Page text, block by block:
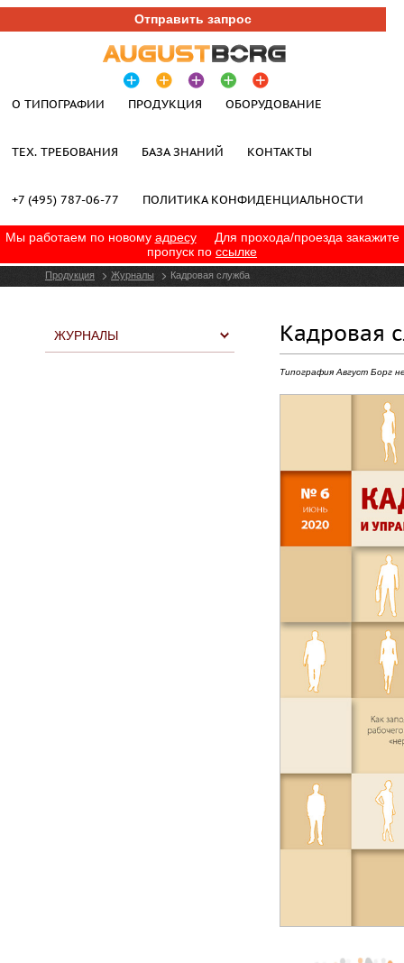
Отправить запрос
О ТИПОГРАФИИ ПРОДУКЦИЯ ОБОРУДОВАНИЕ
ТЕХ. ТРЕБОВАНИЯ БАЗА ЗНАНИЙ КОНТАКТЫ
+7 (495) 787-06-77 ПОЛИТИКА КОНФИДЕНЦИАЛЬНОСТИ
Мы работаем по новому адресу
Для прохода/проезда закажите
пропуск по ссылке
Продукция Журналы Кадровая служба
ЖУРНАЛЫ Кадровая
Типография Август Борг